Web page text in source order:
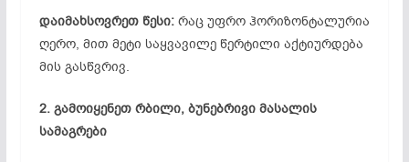
დაიმახსოვრეთ წესი:რაც უფრო ჰორიზონტალურია
ღერო, მით მეტი საყვავილე წერტილი აქტიურდება
მის გასწვრივ.
2. გამოიყენეთ რბილი, ბუნებრივი მასალის
სამაგრები